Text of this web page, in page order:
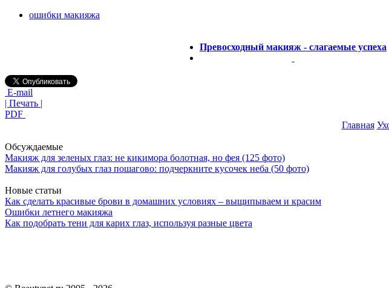
ошибки макияжа
Превосходный макияж - слагаемые успеха
E-mail
| Печать |
PDF
Главная
Обсуждаемые
Макияж для зеленых глаз: не кикимора болотная, но фея (125 фото)
Макияж для голубых глаз пошагово: подчеркните кусочек неба (50 фото)
Новые статьи
Как сделать красивые брови в домашних условиях – выщипываем и красим
Ошибки летнего макияжа
Как подобрать тени для карих глаз, используя разные цвета